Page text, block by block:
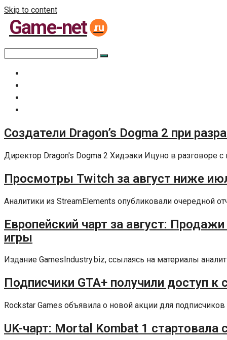
Skip to content
Game-net .ru
Создатели Dragon’s Dogma 2 при
Директор Dragon's Dogma 2 Хидэаки Ицуно в разговоре
Просмотры Twitch за август ниже
Аналитики из StreamElements опубликовали очередной
Европейский чарт за август:
игры
Издание GamesIndustry.biz, ссылаясь на материалы
Подписчики GTA+ получили доступ к
Rockstar Games объявила о новой акции для
UK-чарт: Mortal Kombat 1